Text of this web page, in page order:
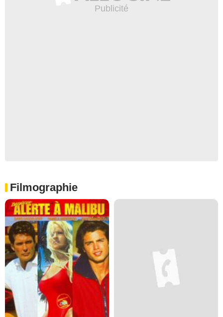
Filmographie